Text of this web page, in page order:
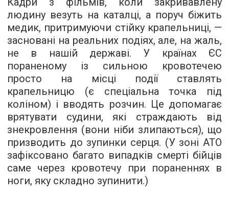
людину везуть на каталці, а поруч біжить
медик, притримуючи стійку крапельниці, —
засновані на реальних подіях, але, на жаль,
не в нашій державі. У країнах ЄС
пораненому із сильною кровотечею
просто на місці події ставлять
крапельницю (є спеціальна точка під
коліном) і вводять розчин. Це допомагає
врятувати судини, які страждають від
знекровлення (вони ніби злипаються), що
призводить до зупинки серця. (У зоні АТО
зафіксовано багато випадків смерті бійців
саме через кровотечу при пораненнях в
ноги, яку складно зупинити.)